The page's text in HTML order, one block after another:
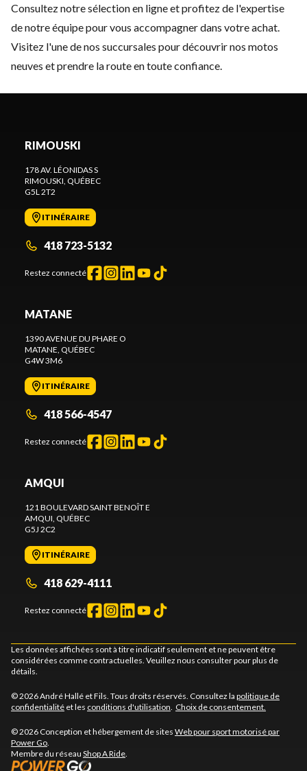
Consultez notre sélection en ligne et profitez de l'expertise
de notre équipe pour vous accompagner dans votre achat.
Visitez l'une de nos succursales pour découvrir nos motos
neuves et prendre la route en toute confiance.
RIMOUSKI
178 AV. LÉONIDAS S
RIMOUSKI , QUÉBEC
G5L 2T2
ITINÉRAIRE
418 723-5132
Restez connecté
MATANE
1390 AVENUE DU PHARE O
MATANE , QUÉBEC
G4W 3M6
ITINÉRAIRE
418 566-4547
Restez connecté
AMQUI
121 BOULEVARD SAINT BENOÎT E
AMQUI , QUÉBEC
G5J 2C2
ITINÉRAIRE
418 629-4111
Restez connecté
Les données affichées sont à titre indicatif seulement et ne peuvent être
considérées comme contractuelles. Veuillez nous consulter pour plus de
détails.
© 2026 André Hallé et Fils. Tous droits réservés. Consultez la politique de
confidentialité et les conditions d'utilisation Choix de consentement.
© 2026 Conception et hébergement de sites Web pour sport motorisé par
Power Go
Membre du réseau Shop A Ride